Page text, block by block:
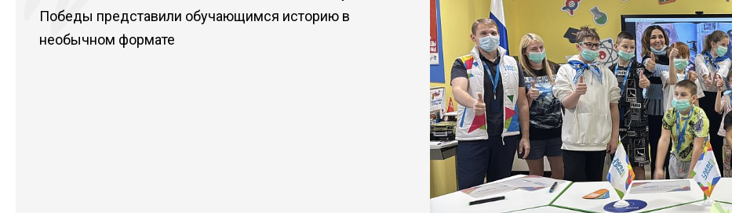
Обращение педагогов - участников
съезда «Школьный Музей Победы»
2024
Обращение школьников -
участников съезда Школьный
Музей Победы 2024
Программа Всероссийской
ассамблеи «Школьный музей.
Смыслы времени» 2025
Программа Открытого форума
школьных музеев Центрального
федерального округа
Победы представили обучающимся историю в
необычном формате